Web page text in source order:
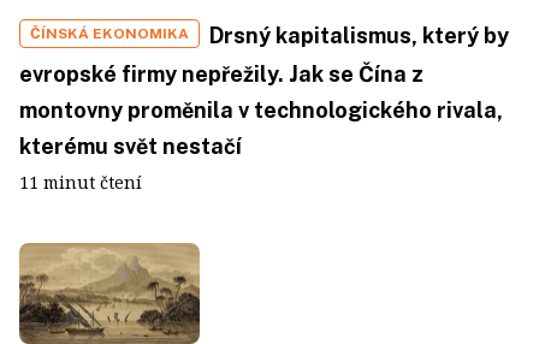
ČÍNSKÁ EKONOMIKA
Drsný kapitalismus, který by
evropské firmy nepřežily. Jak se Čína z
montovny proměnila v technologického rivala,
kterému svět nestačí
11 minut čtení